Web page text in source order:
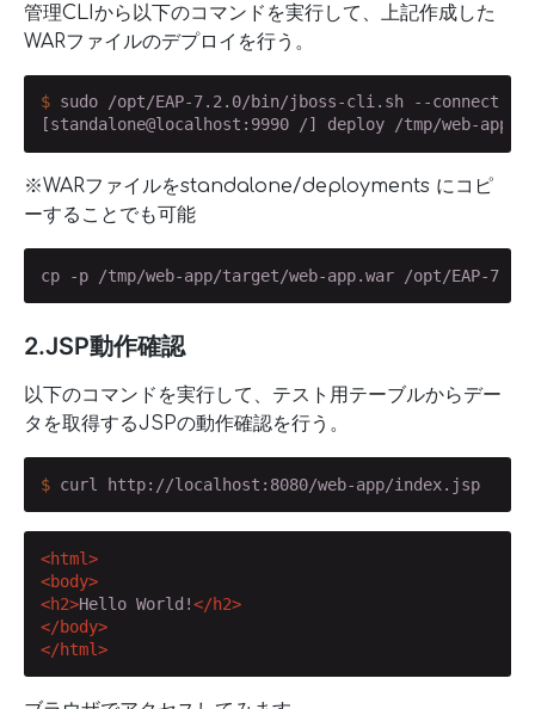
管理CLIから以下のコマンドを実行して、上記作成した
WARファイルのデプロイを行う。
$ sudo /opt/EAP-7.2.0/bin/jboss-cli.sh --connect
[standalone@localhost:9990 /] deploy /tmp/web-app/
※WARファイルをstandalone/deployments にコピ
ーすることでも可能
cp -p /tmp/web-app/target/web-app.war /opt/EAP-
2.JSP動作確認
以下のコマンドを実行して、テスト用テーブルからデー
タを取得するJSPの動作確認を行う。
$ curl http://localhost:8080/web-app/index.jsp
<html>
<body>
<h2>Hello World!</h2>
</body>
</html>